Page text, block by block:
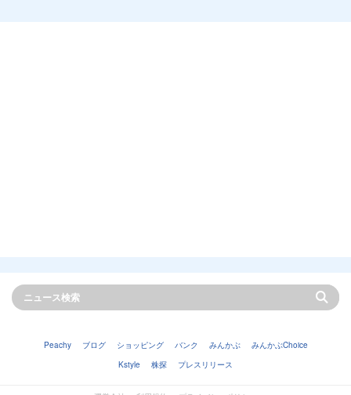
Peachy ブログ ショッピング バンク みんかぶ
みんかぶChoice
Kstyle
株探 プレスリリース